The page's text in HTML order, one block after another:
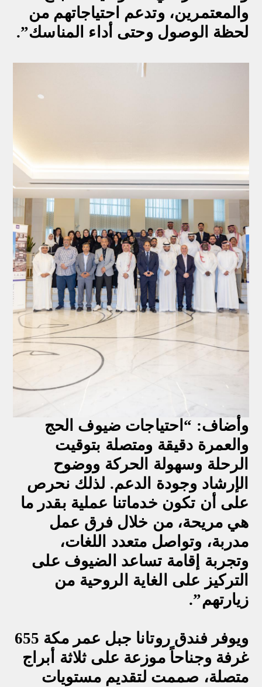
والمعتمرين، وتدعم احتياجاتهم من
لحظة الوصول وحتى أداء المناسك.”
وأضاف: “احتياجات ضيوف الحج
والعمرة دقيقة ومتصلة بتوقيت
الرحلة وسهولة الحركة ووضوح
الإرشاد وجودة الدعم. لذلك نحرص
على أن تكون خدماتنا عملية بقدر ما
هي مريحة، من خلال فرق عمل
مدربة، وتواصل متعدد اللغات،
وتجربة إقامة تساعد الضيوف على
التركيز على الغاية الروحية من
زيارتهم.”
ويوفر فندق روتانا جبل عمر مكة 655
غرفة وجناحاً موزعة على ثلاثة أبراج
متصلة، صممت لتقديم مستويات